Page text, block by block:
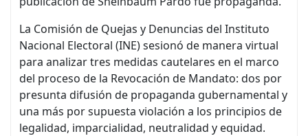
La Comisión de Quejas y Denuncias del Instituto
Nacional Electoral (INE) sesionó de manera virtual
para analizar tres medidas cautelares en el marco
del proceso de la Revocación de Mandato: dos por
presunta difusión de propaganda gubernamental y
una más por supuesta violación a los principios de
legalidad, imparcialidad, neutralidad y equidad.